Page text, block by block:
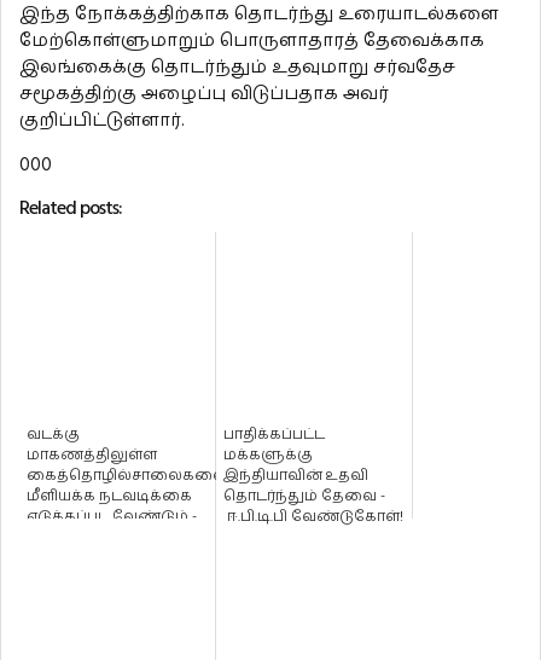
இந்த நோக்கத்திற்காக தொடர்ந்து உரையாடல்களை
மேற்கொள்ளுமாறும் பொருளாதாரத் தேவைக்காக
இலங்கைக்கு தொடர்ந்தும் உதவுமாறு சர்வதேச
சமூகத்திற்கு அழைப்பு விடுப்பதாக அவர்
குறிப்பிட்டுள்ளார்.
000
Related posts:
வடக்கு
மாகணத்திலுள்ள
கைத்தொழில்சாலைகளை
மீளியக்க நடவடிக்கை
எடுக்கப்பட வேண்டும் -
பாதிக்கப்பட்ட
மக்களுக்கு
இந்தியாவின் உதவி
தொடர்ந்தும் தேவை -
ஈ.பி.டி.பி வேண்டுகோள்!